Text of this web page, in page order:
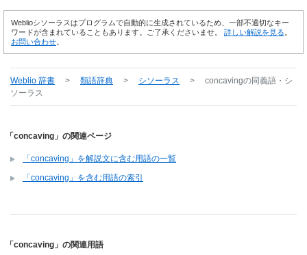
Weblioシソーラスはプログラムで自動的に生成されているため、一部不適切なキー
ワードが含まれていることもあります。ご了承くださいませ。 詳しい解説を見る
お問い合わせ
Weblio 辞書 > 類語辞典 > シソーラス > concavingの同義語・シ
ソーラス
「concaving」の関連ページ
「concaving」を解説文に含む用語の一覧
「concaving」を含む用語の索引
「concaving」の関連用語